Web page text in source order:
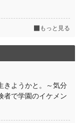
もっと見る
きようかと。～気分
者で学園のイケメン